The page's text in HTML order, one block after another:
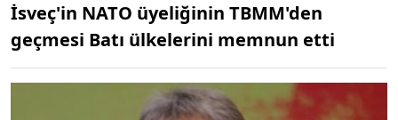
İsveç'in NATO üyeliğinin TBMM'den
geçmesi Batı ülkelerini memnun etti